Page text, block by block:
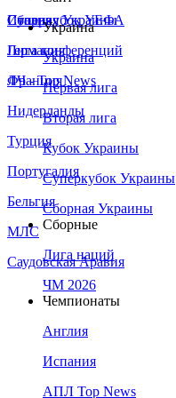
Сборная Украины
Италия
Германия
Франция
Нидерланды
Турция
Португалия
Бельгия
МЛС
Саудовская Аравия
Суперкубок УЕФА
Лига конференций
ЛЧ - Top News
Украина
Украина
Первая лига
Вторая лига
Кубок Украины
Суперкубок Украины
Сборная Украины
Сборные
Лига наций
ЧМ 2026
Чемпионаты
Англия
Испания
АПЛ Top News